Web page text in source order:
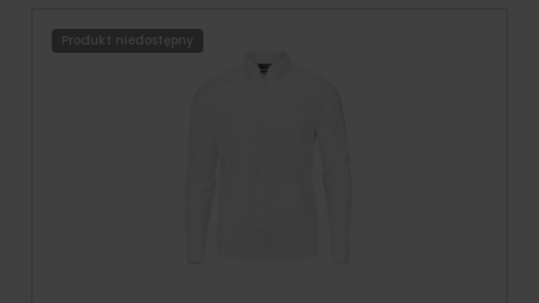
Produkt niedostępny